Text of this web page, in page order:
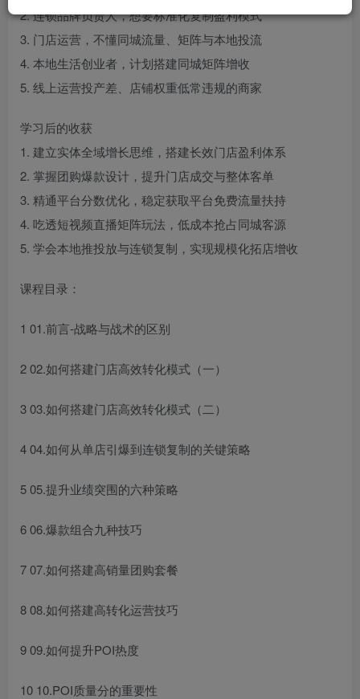
2. 连锁品牌负责人，想要标准化复制盈利模式
3. 门店运营，不懂同城流量、矩阵与本地投流
4. 本地生活创业者，计划搭建同城矩阵增收
5. 线上运营投产差、店铺权重低常违规的商家
学习后的收获
1. 建立实体全域增长思维，搭建长效门店盈利体系
2. 掌握团购爆款设计，提升门店成交与整体客单
3. 精通平台分数优化，稳定获取平台免费流量扶持
4. 吃透短视频直播矩阵玩法，低成本抢占同城客源
5. 学会本地推投放与连锁复制，实现规模化拓店增收
课程目录：
1 01.前言-战略与战术的区别
2 02.如何搭建门店高效转化模式（一）
3 03.如何搭建门店高效转化模式（二）
4 04.如何从单店引爆到连锁复制的关键策略
5 05.提升业绩突围的六种策略
6 06.爆款组合九种技巧
7 07.如何搭建高销量团购套餐
8 08.如何搭建高转化运营技巧
9 09.如何提升POI热度
10 10.POI质量分的重要性